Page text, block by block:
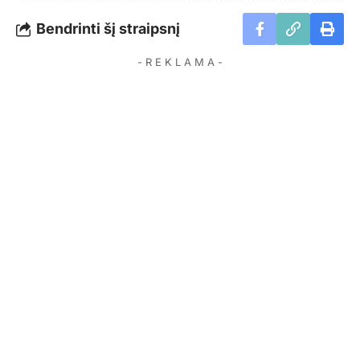
Bendrinti šį straipsnį
- R E K L A M A -